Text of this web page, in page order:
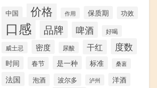
中国 价格 作用 保质期 功效
口感 品牌 啤酒
好喝
威士忌
密度 尿酸 干红 度数
时间 春节 是一种 标准 桑葚
法国 泡酒 波尔多 泸州 洋酒